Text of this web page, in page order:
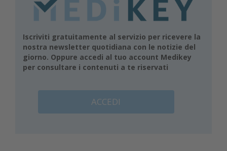
Iscriviti gratuitamente al servizio per ricevere la
nostra newsletter quotidiana con le notizie del
giorno. Oppure accedi al tuo account Medikey
per consultare i contenuti a te riservati
ACCEDI